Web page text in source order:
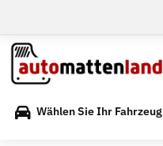
Wählen Sie Ihr Fahrzeug